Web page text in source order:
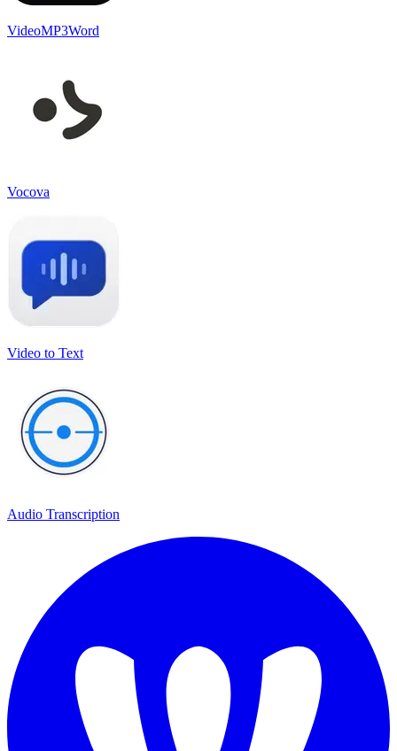
VideoMP3Word
Vocova
Video to Text
Audio Transcription